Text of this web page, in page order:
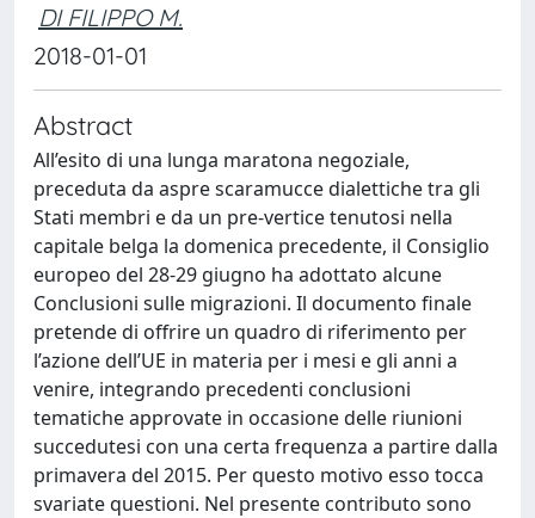
DI FILIPPO M.
2018-01-01
Abstract
All’esito di una lunga maratona negoziale,
preceduta da aspre scaramucce dialettiche tra gli
Stati membri e da un pre-vertice tenutosi nella
capitale belga la domenica precedente, il Consiglio
europeo del 28-29 giugno ha adottato alcune
Conclusioni sulle migrazioni. Il documento finale
pretende di offrire un quadro di riferimento per
l’azione dell’UE in materia per i mesi e gli anni a
venire, integrando precedenti conclusioni
tematiche approvate in occasione delle riunioni
succedutesi con una certa frequenza a partire dalla
primavera del 2015. Per questo motivo esso tocca
svariate questioni. Nel presente contributo sono